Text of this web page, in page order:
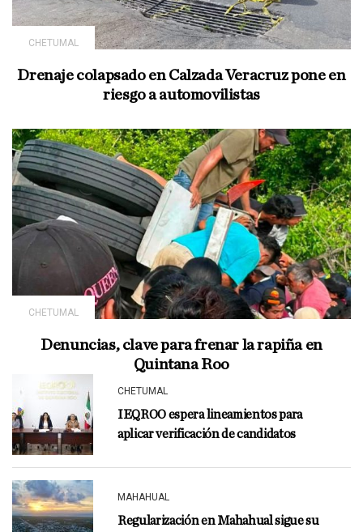
CHETUMAL
Drenaje colapsado en Calzada Veracruz pone en
riesgo a automovilistas
CHETUMAL
Denuncias, clave para frenar la rapiña en
Quintana Roo
CHETUMAL
IEQROO espera lineamientos para
aplicar verificación de candidatos
MAHAHUAL
Regularización en Mahahual sigue su